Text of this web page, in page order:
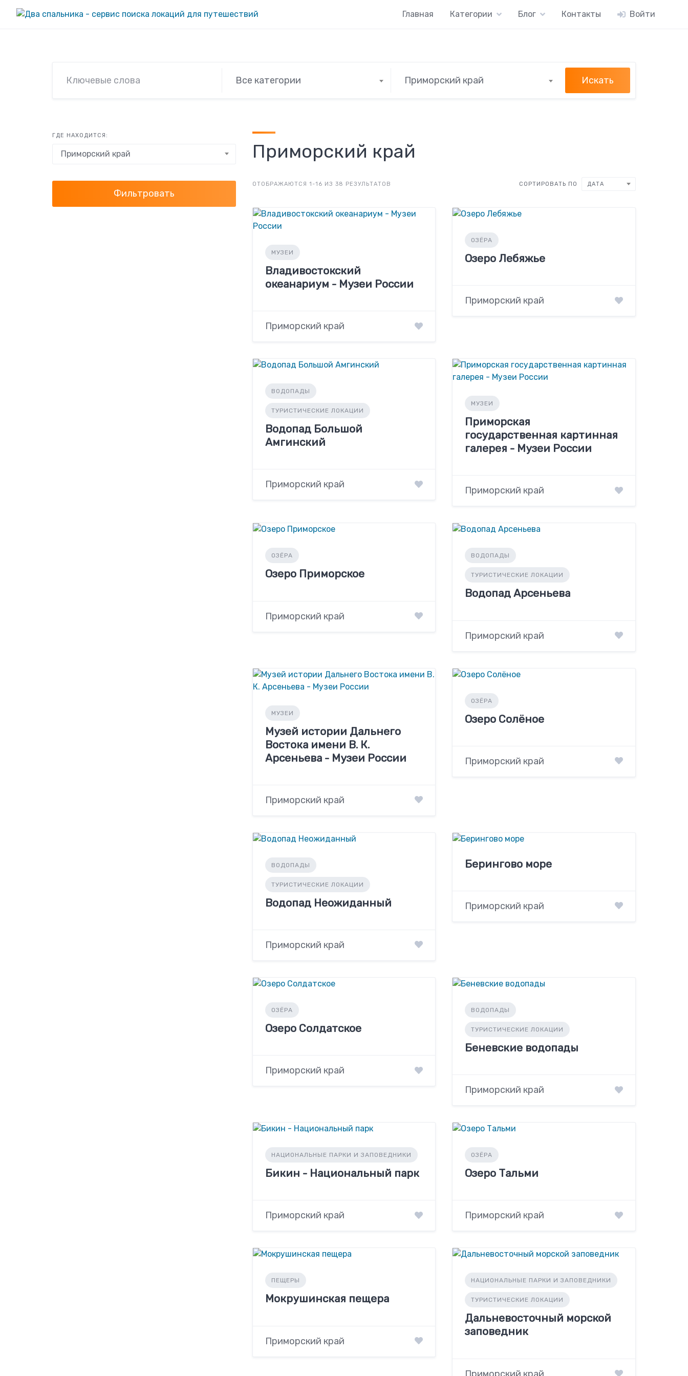
Главная Категории Блог Контакты Войти
Все категории Приморский край Искать
ГДЕ НАХОДИТСЯ:
Приморский край
Фильтровать
Приморский край
ОТОБРАЖАЮТСЯ 1-16 ИЗ 38 РЕЗУЛЬТАТОВ СОРТИРОВАТЬ ПО ДАТА
МУЗЕИ
Владивостокский
океанариум - Музеи России
Приморский край
ОЗЁРА
Озеро Лебяжье
Приморский край
ВОДОПАДЫ
ТУРИСТИЧЕСКИЕ ЛОКАЦИИ
Водопад Большой
Амгинский
Приморский край
МУЗЕИ
Приморская
государственная картинная
галерея - Музеи России
Приморский край
ОЗЁРА
Озеро Приморское
Приморский край
ВОДОПАДЫ
ТУРИСТИЧЕСКИЕ ЛОКАЦИИ
Водопад Арсеньева
Приморский край
МУЗЕИ
Музей истории Дальнего
Востока имени В. К.
Арсеньева - Музеи России
Приморский край
ОЗЁРА
Озеро Солёное
Приморский край
ВОДОПАДЫ
ТУРИСТИЧЕСКИЕ ЛОКАЦИИ
Водопад Неожиданный
Приморский край
Берингово море
Приморский край
ОЗЁРА
Озеро Солдатское
Приморский край
ВОДОПАДЫ
ТУРИСТИЧЕСКИЕ ЛОКАЦИИ
Беневские водопады
Приморский край
НАЦИОНАЛЬНЫЕ ПАРКИ И ЗАПОВЕДНИКИ
Бикин - Национальный парк
Приморский край
ОЗЁРА
Озеро Тальми
Приморский край
ПЕЩЕРЫ
Мокрушинская пещера
Приморский край
НАЦИОНАЛЬНЫЕ ПАРКИ И ЗАПОВЕДНИКИ
ТУРИСТИЧЕСКИЕ ЛОКАЦИИ
Дальневосточный морской
заповедник
Приморский край